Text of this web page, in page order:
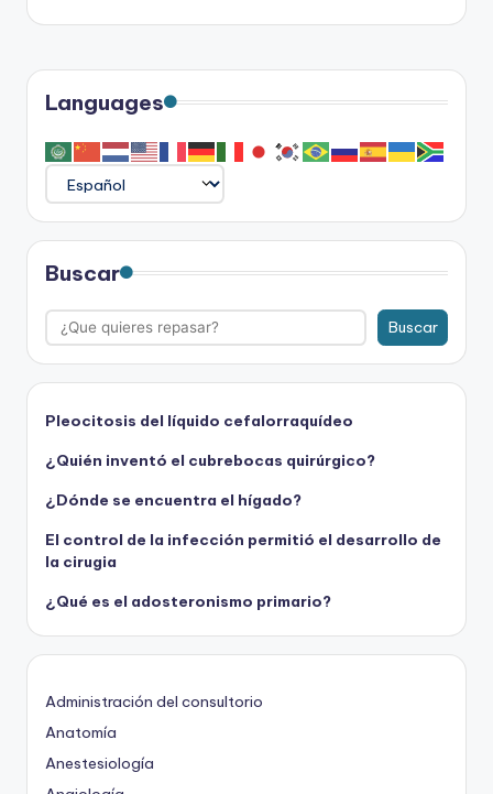
entradas
Languages
Buscar
Buscar
Pleocitosis del líquido cefalorraquídeo
¿Quién inventó el cubrebocas quirúrgico?
¿Dónde se encuentra el hígado?
El control de la infección permitió el desarrollo de
la cirugia
¿Qué es el adosteronismo primario?
Administración del consultorio
Anatomía
Anestesiología